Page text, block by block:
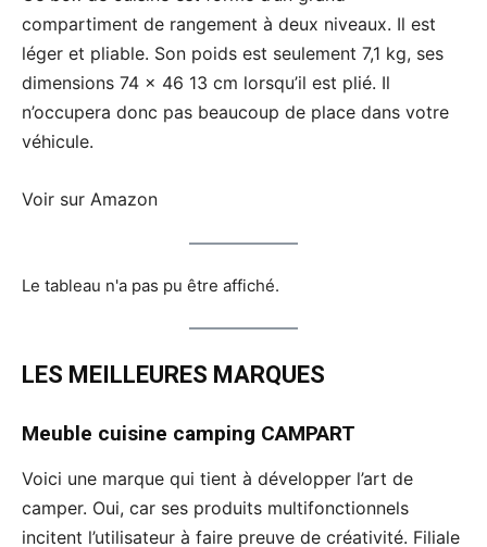
compartiment de rangement à deux niveaux. Il est
léger et pliable. Son poids est seulement 7,1 kg, ses
dimensions 74 x 46 13 cm lorsqu’il est plié. Il
n’occupera donc pas beaucoup de place dans votre
véhicule.
Voir sur Amazon
Le tableau n'a pas pu être affiché.
LES MEILLEURES MARQUES
Meuble cuisine camping CAMPART
Voici une marque qui tient à développer l’art de
camper. Oui, car ses produits multifonctionnels
incitent l’utilisateur à faire preuve de créativité. Filiale